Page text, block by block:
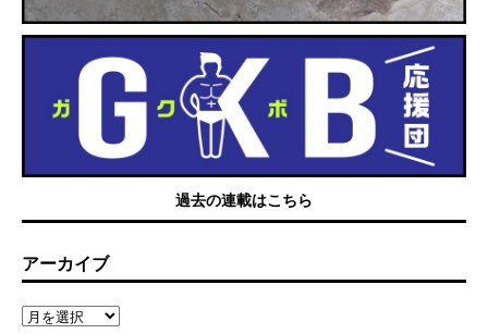
過去の連載はこちら
アーカイブ